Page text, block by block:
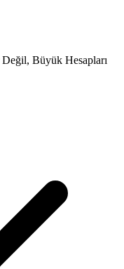
Büyük Hesapları